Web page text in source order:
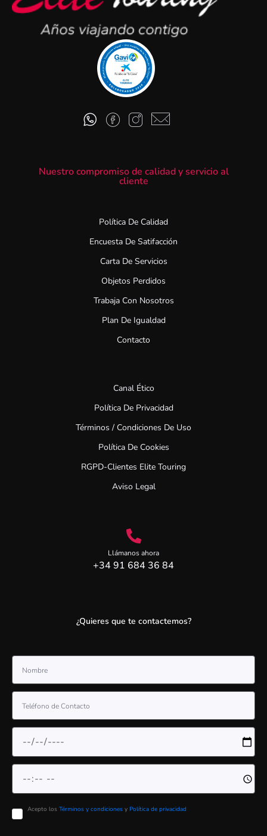
Nuestro compromiso de calidad y servicio al
cliente
Política De Calidad
Encuesta De Satifacción
Carta De Servicios
Objetos Perdidos
Trabaja Con Nosotros
Plan De Igualdad
Contacto
Canal Ético
Política De Privacidad
Términos / Condiciones De Uso
Política De Cookies
RGPD-Clientes Elite Touring
Aviso Legal
Llámanos ahora
+34 91 684 36 84
¿Quieres que te contactemos?
Acepto los Términos y condiciones y Política de privacidad